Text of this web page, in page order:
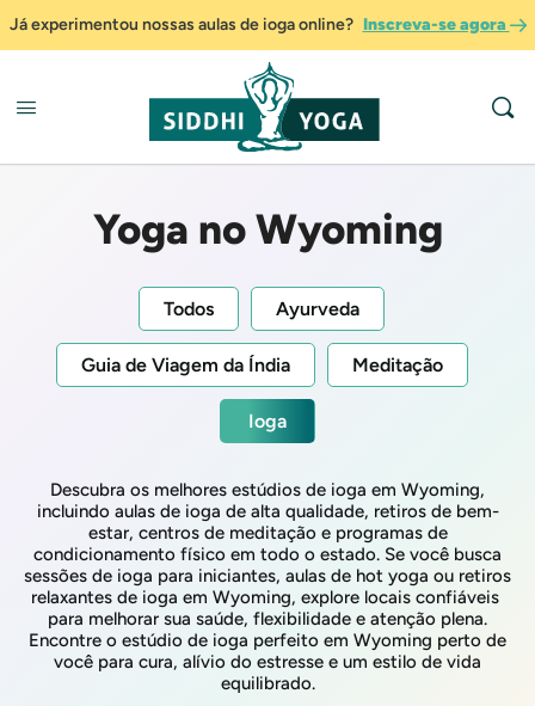
Já experimentou nossas aulas de ioga online? Inscreva-se agora
Yoga no Wyoming
Todos Ayurveda
Guia de Viagem da Índia Meditação
Ioga
Descubra os melhores estúdios de ioga em Wyoming,
incluindo aulas de ioga de alta qualidade, retiros de bem-
estar, centros de meditação e programas de
condicionamento físico em todo o estado. Se você busca
sessões de ioga para iniciantes, aulas de hot yoga ou retiros
relaxantes de ioga em Wyoming, explore locais confiáveis ​​
para melhorar sua saúde, flexibilidade e atenção plena.
Encontre o estúdio de ioga perfeito em Wyoming perto de
você para cura, alívio do estresse e um estilo de vida
equilibrado.